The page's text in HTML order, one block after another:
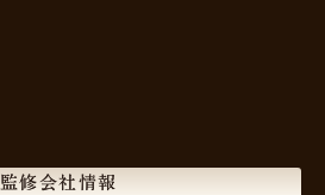
監修会社情報